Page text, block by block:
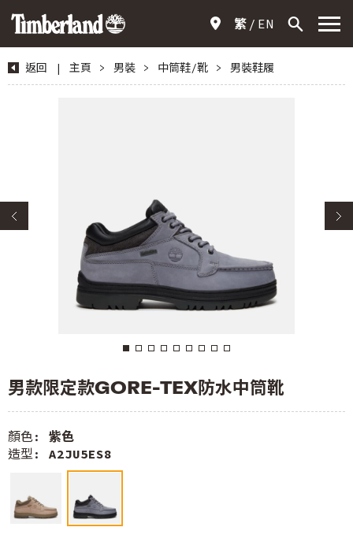
繁 EN
返回 | 主頁 > 男裝 > 中筒鞋/靴 > 男裝鞋履
男款限定款GORE-TEX防水中筒靴
顏色: 紫色
造型: A2JU5ES8